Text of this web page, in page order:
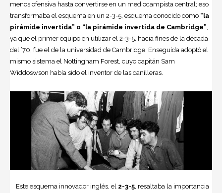
menos ofensiva hasta convertirse en un mediocampista central; eso
transformaba el esquema en un 2-3-5, esquema conocido como “la
pirámide invertida” o “la pirámide invertida de Cambridge”
ya que el primer equipo en utilizar el 2-3-5, hacia fines de la década
del ’70, fue el de la universidad de Cambridge. Enseguida adoptó el
mismo sistema el Nottingham Forest, cuyo capitán Sam
Widdoswson había sido el inventor de las canilleras.
Este esquema innovador inglés, el 2-3-5 , resaltaba la importancia